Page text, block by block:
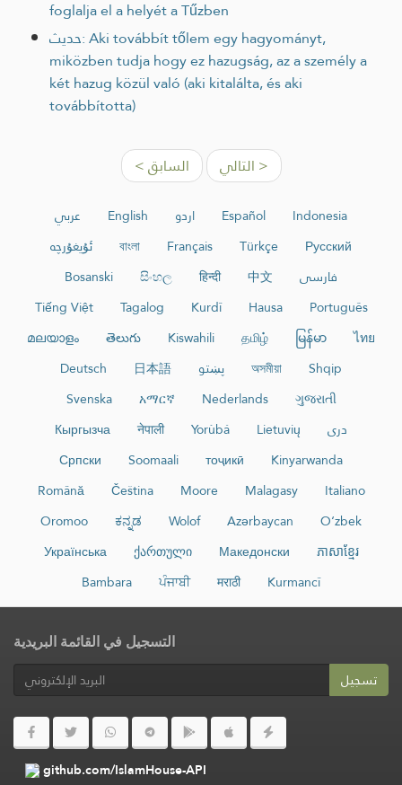
foglalja el a helyét a Tűzben
حديث: Aki továbbít tőlem egy hagyományt,
miközben tudja hogy ez hazugság, az a személy a
két hazug közül való (aki kitalálta, és aki
továbbította)
< السابق التالي >
عربي English اردو Español
Indonesia
ئۇيغۇرچە
বাংলা Français Türkçe
Русский
Bosanski
සිංහල हिन्दी 中文
فارسی
Tiếng Việt
Tagalog Kurdî Hausa
Português
മലയാളം
తెలుగు Kiswahili தமிழ் မြန်မာ
ไทย
Deutsch
日本語 پښتو অসমীয়া
Shqip
Svenska
አማርኛ Nederlands
ગુજરાતી
Кыргызча
नेपाली Yorùbá Lietuvių
دری
Српски
Soomaali тоҷикӣ
Kinyarwanda
Română
Čeština Moore Malagasy
Italiano
Oromoo
ಕನ್ನಡ Wolof Azərbaycan
O‘zbek
Українська
ქართული Македонски
ភាសាខ្មែរ
Bambara
ਪੰਜਾਬੀ मराठी Kurmancî
التسجيل في القائمة البريدية
تسجيل
github.com/IslamHouse-API